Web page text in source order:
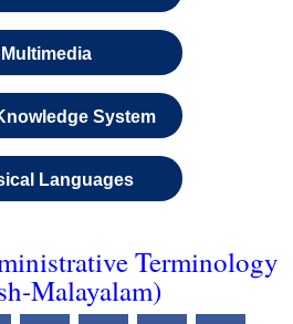
Multimedia
System
Languages
Terminology
Malayalam)